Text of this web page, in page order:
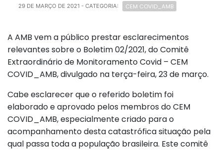
29 DE MARÇO DE 2021 - CATEGORIA: CEM COVID_AMB
A AMB vem a público prestar esclarecimentos
relevantes sobre o Boletim 02/2021, do Comitê
Extraordinário de Monitoramento Covid – CEM
COVID_AMB, divulgado na terça-feira, 23 de março.
Cabe esclarecer que o referido boletim foi
elaborado e aprovado pelos membros do CEM
COVID_AMB, especialmente criado para o
acompanhamento desta catastrófica situação pela
qual passa toda a população brasileira. Este comitê